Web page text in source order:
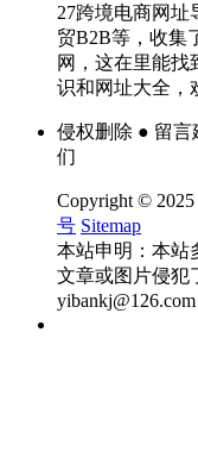
27跨境电商网址
贸B2B等，收集
网，这在里能找
识和网址大全，
侵权删除 ● 留
们
Copyright ©
号 Sitemap
本站申明：本站
文章或图片侵犯